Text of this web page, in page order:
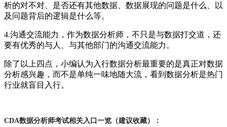
析的对不对、是否还有其他数据、数据展现的问题是什么、以
及问题背后的逻辑是什么等。
4.沟通交流能力，作为数据分析师，不只是与数据打交道，还
要有优秀的与人、与其他部门的沟通交流能力。
除了以上四点，小编认为入行数据分析最重要的是真正对数据
分析感兴趣，而不是单纯一味地随大流，看到数据分析是热门
行业就盲目入行。
CDA数据分析师考试相关入口一览（建议收藏）：